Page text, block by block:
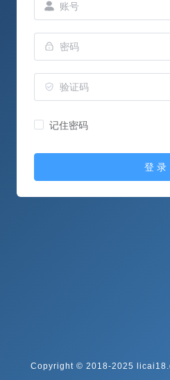
记住密码
登 录
Copyright © 2018-2025